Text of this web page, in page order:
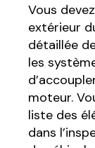
Vous
extérieur
détaillée
les
moteur.
liste des
dans